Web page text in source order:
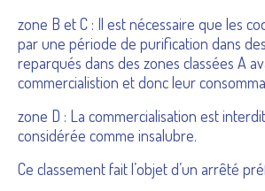
zone B et C : Il est nécessaire que les
par une période de purification dans
reparqués dans des zones classées A
commercialistion et donc leur
zone D : La commercialisation est
considérée comme insalubre.
Ce classement fait l’objet d’un arrêté